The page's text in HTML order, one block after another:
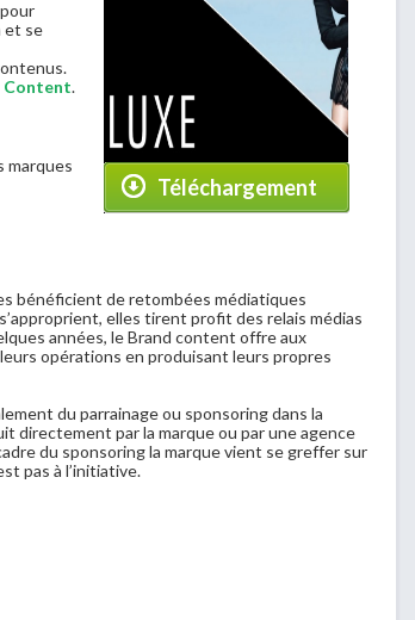
Téléchargement
et se
Content.
marques
bénéficient de retombées médiatiques
elles tirent profit des relais médias
années, le Brand content offre aux
opérations en produisant leurs propres
du parrainage ou sponsoring dans la
directement par la marque ou par une agence
du sponsoring la marque vient se greffer sur
pas à l’initiative.